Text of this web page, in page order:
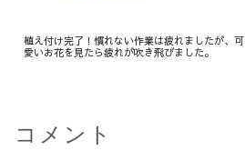
植え付け完了！慣れない作業は疲れましたが、可
愛いお花を見たら疲れが吹き飛びました。
コメント